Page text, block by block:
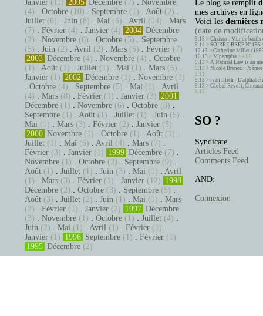
Janvier (11) 2005 Décembre (7) . Novembre
(4) . Octobre (10) . Septembre (1) . Août (2) .
Juillet (6) . Juin (8) . Mai (5) . Avril (14) . Mars
(7) . Février (4) . Janvier (4) 2004 Décembre
(2) . Novembre (6) . Octobre (5) . Septembre
(5) . Juin (2) . Avril (2) . Mars (5) . Février (7)
2003 Décembre (4) . Novembre (4) . Octobre
(1) . Août (1) . Juillet (1) . Mai (1) . Mars (5) .
Janvier (1) 2002 Décembre (1) . Novembre (1)
. Octobre (4) . Septembre (5) . Mai (1) . Avril
(4) . Mars (8) . Février (1) . Janvier (3) 2001
Décembre (1) . Novembre (6) . Octobre (8) .
Septembre (1) . Août (1) . Juillet (1) . Juin (5) .
Mai (1) . Mars (3) . Février (2) . Janvier (5)
2000 Novembre (1) . Octobre (1) . Août (1) .
Juillet (1) . Mai (5) . Avril (4) . Mars (7) .
Février (3) . Janvier (1) 1999 Décembre (7) .
Novembre (1) . Octobre (2) . Septembre (9) .
Août (1) . Juillet (1) . Juin (3) . Mai (1) . Avril
(1) . Mars (3) . Février (1) . Janvier (12) 1998
Décembre (2) . Octobre (3) . Septembre (5) .
Août (3) . Juillet (2) . Juin (1) . Mai (1) . Mars
(2) . Février (1) . Janvier (2) 1997 Décembre
(3) . Novembre (1) . Octobre (1) . Juillet (4) .
Juin (2) . Mai (1) . Avril (1) . Février (1) .
Janvier (1) 1996 Septembre (1) . Février (1)
1995 Décembre (2)
Le blog se remplit
mes archives en
Voici les dernières
(date de
5.15 > Christo : Mur de barils
5.14 > SOIRÉE BREF
12.13 > Catherine Millet
10.13 > M'pempba < 4.06
9.13 > A Natural Law is an
9.13 > Nicole Brenez :
2.11
9.13 > Ivan Illich -
9.13 > Global Revolt,
9.13
SO ?
Syndicate
Articles Feed
Comments Feed
AND:
Connexion